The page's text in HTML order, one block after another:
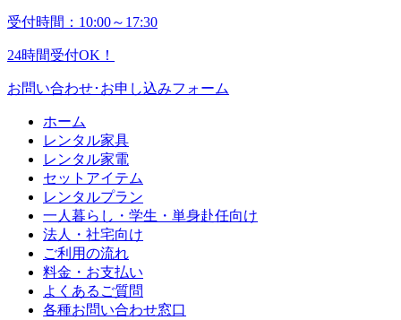
受付時間：10:00～17:30
24時間受付OK！
お問い合わせ･お申し込みフォーム
ホーム
レンタル家具
レンタル家電
セットアイテム
レンタルプラン
一人暮らし・学生・単身赴任向け
法人・社宅向け
ご利用の流れ
料金・お支払い
よくあるご質問
各種お問い合わせ窓口